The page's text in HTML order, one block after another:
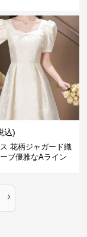
込)
花柄ジャガード織
ブ優雅なAライン
›